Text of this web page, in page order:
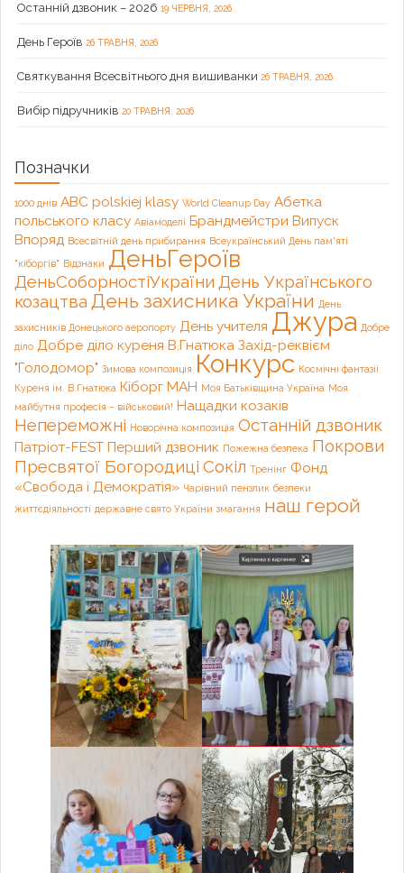
Останній дзвоник – 2026 19 ЧЕРВНЯ, 2026
День Героїв 26 ТРАВНЯ, 2026
Святкування Всесвітнього дня вишиванки 26 ТРАВНЯ, 2026
Вибір підручників 20 ТРАВНЯ, 2026
Позначки
1000 днів ABC polskiej klasy World Cleanup Day Абетка
польського класу Авіамоделі Брандмейстри Випуск
Впоряд Всесвітній день прибирання Всеукраїнський День пам'яті
"кіборгів" Відзнаки ДеньГероїв
ДеньСоборностіУкраїни День Українського
козацтва День захисника України День
захисників Донецького аеропорту День учителя Джура Добре
діло Добре діло куреня В.Гнатюка Захід-реквієм
"Голодомор" Зимова композиція Конкурс Космічні фантазії
Куреня ім. В.Гнатюка Кіборг МАН Моя Батьківщина Україна Моя
майбутня професія – військовий! Нащадки козаків
Непереможні Новорічна композиція Останній дзвоник
Патріот-FEST Перший дзвоник Пожежна безпека Покрови
Пресвятої Богородиці Сокіл Тренінг Фонд
«Свобода і Демократія» Чарівний пензлик безпеки
життєдіяльності державне свято України змагання наш герой